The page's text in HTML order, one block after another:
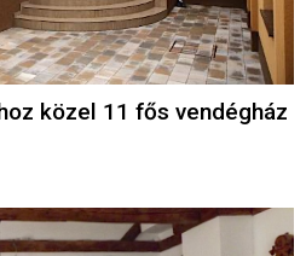
közel 11 fős vendégház